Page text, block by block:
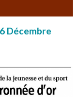
Décembre